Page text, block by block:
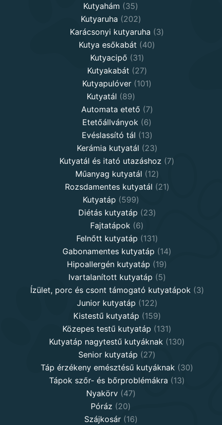
Kutyahám 3535
products
Kutyaruha 202202
products
Karácsonyi kutyaruha 33
Kutya esőkabát 4040
Kutyacipő 3131
products
Kutyakabát 2727
products
Kutyapulóver 101101
Kutyatál 8989
products
Automata etető 77
products
Etetőállványok 66
products
Evéslassító tál 1313
products
Kerámia kutyatál 2323
products
Kutyatál és itató utazáshoz 77
Műanyag kutyatál 1212
products
Rozsdamentes kutyatál 2121
Kutyatáp 599599
products
Diétás kutyatáp 2323
Fajtatápok 66
products
Felnőtt kutyatáp 131131
products
Gabonamentes kutyatáp 1414
Hipoallergén kutyatáp 1919
products
Ivartalanított kutyatáp 55
products
Ízület, porc és csont támogató kutyatápok 33
Junior kutyatáp 122122
products
Kistestű kutyatáp 159159
products
Közepes testű kutyatáp 131131
products
Kutyatáp nagytestű kutyáknak 130130
Senior kutyatáp 2727
products
Táp érzékeny emésztésű kutyáknak 3030
Tápok szőr- és bőrproblémákra 1313
Nyakörv 4747
Póráz 2020
products
Szájkosár 1616